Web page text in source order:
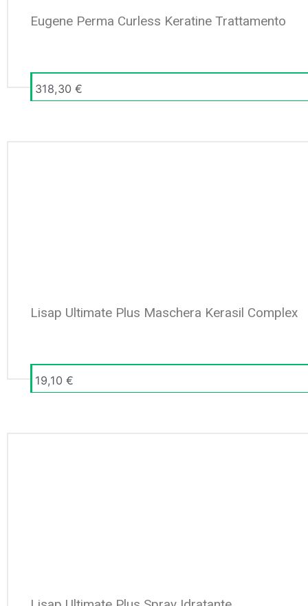
Eugene Perma Curless Keratine Trattamento
318,30 €
Lisap Ultimate Plus Maschera Kerasil Complex
19,10 €